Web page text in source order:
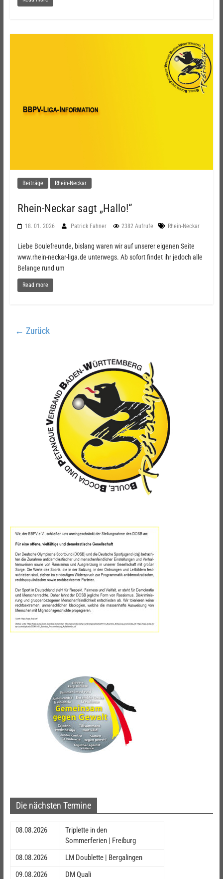
Beiträge Rhein-Neckar
Rhein-Neckar sagt „Hallo!“
18. 01. 2026 Patrick Fahner 2382 Aufrufe Rhein-Neckar
Liebe Boulefreunde, bislang waren wir auf unserer eigenen Seite
www.rhein-neckar-liga.de unterwegs. Ab sofort findet ihr jedoch alle
Belange rund um
Read more
← Zurück
Die nächsten Termine
08.08.2026
Triplette in den
Sommerferien | Freiburg
08.08.2026
LM Doublette | Bergalingen
09.08.2026
DM Quali